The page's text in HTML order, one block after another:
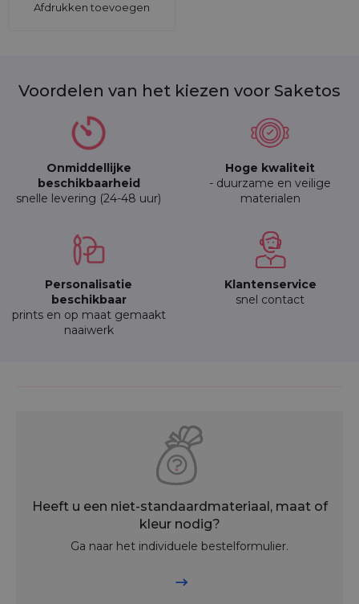
Afdrukken toevoegen
Voordelen van het kiezen voor Saketos
Onmiddellijke
beschikbaarheid
snelle levering (24-48 uur)
Hoge kwaliteit
- duurzame en veilige
materialen
Personalisatie
beschikbaar
prints en op maat gemaakt
naaiwerk
Klantenservice
snel contact
Heeft u een niet-standaardmateriaal, maat of
kleur nodig?
Ga naar het individuele bestelformulier.